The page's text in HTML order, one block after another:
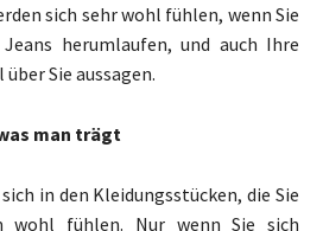
sich sehr wohl fühlen, wenn Sie
herumlaufen, und auch Ihre
Sie aussagen.
man trägt
in den Kleidungsstücken, die Sie
wohl fühlen. Nur wenn Sie sich